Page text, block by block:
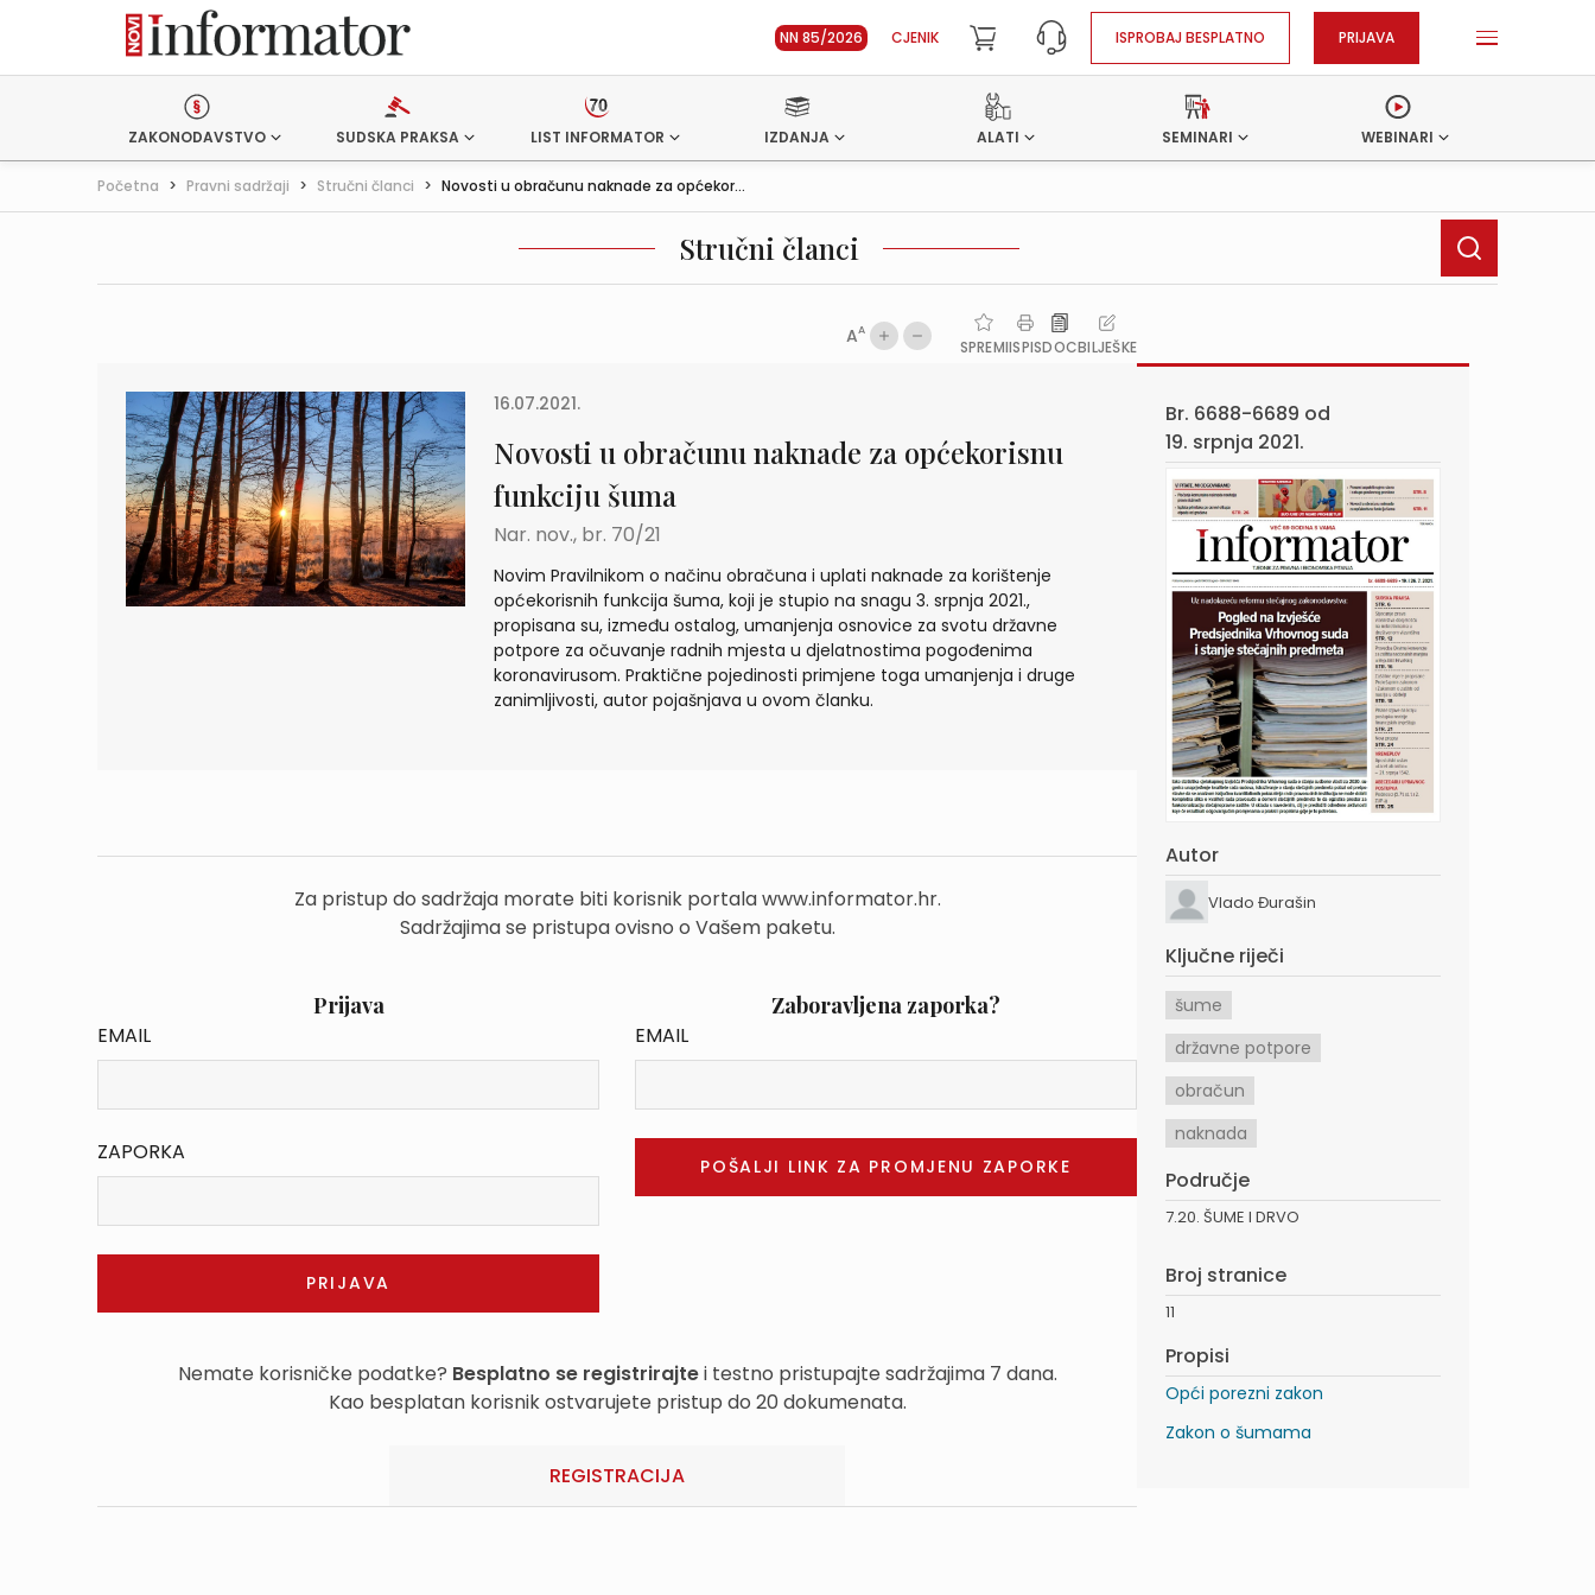
NN 85/2026 CJENIK ISPROBAJ BESPLATNO PRIJAVA
ZAKONODAVSTVO SUDSKA PRAKSA LIST INFORMATOR IZDANJA ALATI SEMINARI WEBINARI
Početna > Pravni sadržaji > Stručni članci > Novosti u obračunu naknade za općekor...
Stručni članci
AA
SPREMIISPISDOCBILJEŠKE
16.07.2021.
Novosti u obračunu naknade za općekorisnu
funkciju šuma
Nar. nov., br. 70/21
Novim Pravilnikom o načinu obračuna i uplati naknade za korištenje
općekorisnih funkcija šuma, koji je stupio na snagu 3. srpnja 2021.,
propisana su, između ostalog, umanjenja osnovice za svotu državne
potpore za očuvanje radnih mjesta u djelatnostima pogođenima
koronavirusom. Praktične pojedinosti primjene toga umanjenja i druge
zanimljivosti, autor pojašnjava u ovom članku.
Za pristup do sadržaja morate biti korisnik portala www.informator.hr.
Sadržajima se pristupa ovisno o Vašem paketu.
Prijava
EMAIL
ZAPORKA
Zaboravljena zaporka?
EMAIL
Nemate korisničke podatke? Besplatno se registrirajtei testno pristupajte sadržajima 7 dana.
Kao besplatan korisnik ostvarujete pristup do 20 dokumenata.
REGISTRACIJA
Br. 6688-6689 od
19. srpnja 2021.
Autor
Vlado Đurašin
Ključne riječi
šume
državne potpore
obračun
naknada
Područje
7.20. ŠUME I DRVO
Broj stranice
11
Propisi
Opći porezni zakon
Zakon o šumama